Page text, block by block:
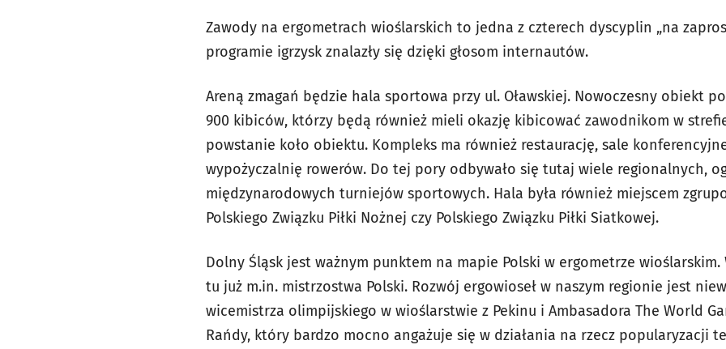
Zawody na ergometrach wioślarskich to jedna z czterech dyscyplin „na
programie igrzysk znalazły się dzięki głosom internautów.
Areną zmagań będzie hala sportowa przy ul. Oławskiej. Nowoczesny obiekt
900 kibiców, którzy będą również mieli okazję kibicować zawodnikom w
powstanie koło obiektu. Kompleks ma również restaurację, sale
wypożyczalnię rowerów. Do tej pory odbywało się tutaj wiele regionalnych,
międzynarodowych turniejów sportowych. Hala była również miejscem
Polskiego Związku Piłki Nożnej czy Polskiego Związku Piłki Siatkowej.
Dolny Śląsk jest ważnym punktem na mapie Polski w ergometrze wioślarskim.
tu już m.in. mistrzostwa Polski. Rozwój ergowioseł w naszym regionie jest
wicemistrza olimpijskiego w wioślarstwie z Pekinu i Ambasadora The World
Rańdy, który bardzo mocno angażuje się w działania na rzecz popularyzacji